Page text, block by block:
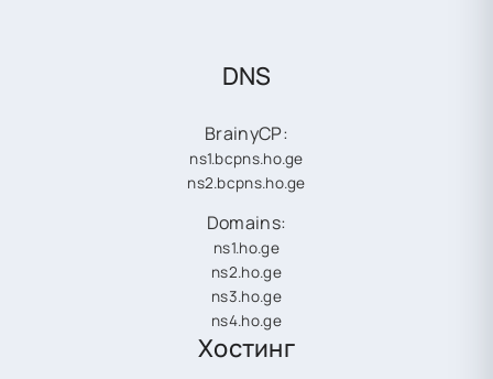
DNS
BrainyCP:
ns1.bcpns.ho.ge
ns2.bcpns.ho.ge
Domains:
ns1.ho.ge
ns2.ho.ge
ns3.ho.ge
ns4.ho.ge
Хостинг